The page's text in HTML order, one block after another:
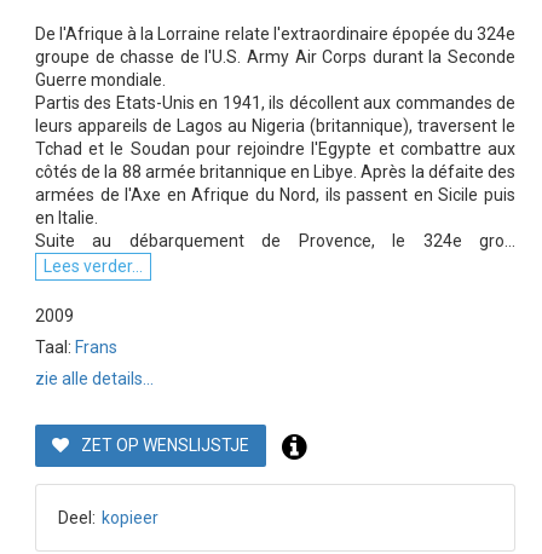
De l'Afrique à la Lorraine relate l'extraordinaire épopée du 324e
groupe de chasse de l'U.S. Army Air Corps durant la Seconde
Guerre mondiale.
Partis des Etats-Unis en 1941, ils décollent aux commandes de
leurs appareils de Lagos au Nigeria (britannique), traversent le
Tchad et le Soudan pour rejoindre l'Egypte et combattre aux
côtés de la 88 armée britannique en Libye. Après la défaite des
armées de l'Axe en Afrique du Nord, ils passent en Sicile puis
en Italie.
Suite au débarquement de Provence, le 324e gro...
Lees verder...
2009
Taal: Frans
zie alle details...
ZET OP WENSLIJSTJE
Deel: kopieer